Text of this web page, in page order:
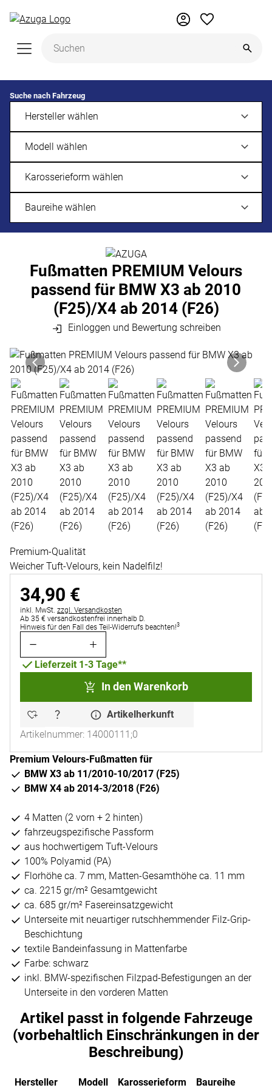
Suche nach Fahrzeug
Fußmatten PREMIUM Velours
passend für BMW X3 ab 2010
(F25)/X4 ab 2014 (F26)
Einloggen und Bewertung schreiben
Produktgalerie
Zur Kaufbox springen
Premium-Qualität
Weicher Tuft-Velours, kein Nadelfilz!
34,90 €
Steuerhinweis:
inkl. MwSt. zzgl. Versandkosten
Ab 35 € versandkostenfrei innerhalb D.
Hinweis für den Fall des Teil-Widerrufs beachten!3
Lieferzeit 1-3 Tage**
In den Warenkorb
Artikelherkunft
Artikelnummer: 14000111;0
Premium Velours-Fußmatten für
BMW X3 ab 11/2010-10/2017 (F25)
BMW X4 ab 2014-3/2018 (F26)
4 Matten (2 vorn + 2 hinten)
fahrzeugspezifische Passform
aus hochwertigem Tuft-Velours
100% Polyamid (PA)
Florhöhe ca. 7 mm, Matten-Gesamthöhe ca. 11 mm
ca. 2215 gr/m² Gesamtgewicht
ca. 685 gr/m² Fasereinsatzgewicht
Unterseite mit neuartiger rutschhemmender Filz-Grip-
Beschichtung
textile Bandeinfassung in Mattenfarbe
Farbe: schwarz
inkl. BMW-spezifischen Filzpad-Befestigungen an der
Unterseite in den vorderen Matten
Artikel passt in folgende Fahrzeuge
(vorbehaltlich Einschränkungen in der
Beschreibung)
Hersteller Modell Karosserieform Baureihe